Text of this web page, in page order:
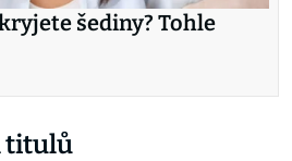
šediny? Tohle
titulů